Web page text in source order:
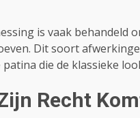
is vaak behandeld
Dit soort
die de klassieke
Recht